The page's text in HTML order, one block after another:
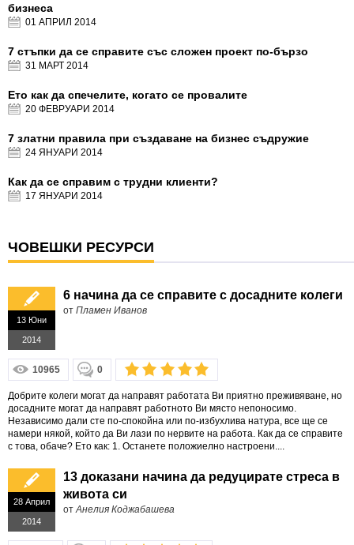
бизнеса
01 АПРИЛ 2014
7 стъпки да се справите със сложен проект по-бързо
31 МАРТ 2014
Ето как да спечелите, когато се провалите
20 ФЕВРУАРИ 2014
7 златни правила при създаване на бизнес съдружие
24 ЯНУАРИ 2014
Как да се справим с трудни клиенти?
17 ЯНУАРИ 2014
ЧОВЕШКИ РЕСУРСИ
13 Юни
2014
6 начина да се справите с досадните колеги
от Пламен Иванов
10965 0
Добрите колеги могат да направят работата Ви приятно преживяване, но
досадните могат да направят работното Ви място непоносимо.
Независимо дали сте по-спокойна или по-избухлива натура, все ще се
намери някой, който да Ви лази по нервите на работа. Как да се справите
с това, обаче? Ето как: 1. Останете положиелно настроени....
28 Април
2014
13 доказани начина да редуцирате стреса в
живота си
отАнелия Коджабашева